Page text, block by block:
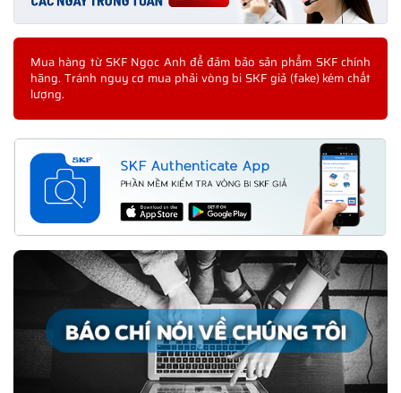
Mua hàng từ SKF Ngọc Anh để đảm bảo sản phẩm SKF chính
hãng. Tránh nguy cơ mua phải vòng bi SKF giả (fake) kém chất
lượng.